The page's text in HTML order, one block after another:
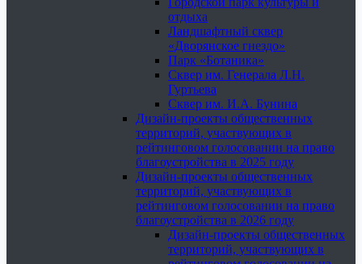
отдыха
Ландшафтный сквер
«Дворянское гнездо»
Парк «Ботаника»
Сквер им. Генерала Л.Н.
Гуртьева
Сквер им. И.А. Бунина
Дизайн-проекты общественных
территорий, участвующих в
рейтинговом голосовании на право
благоустройства в 2025 году
Дизайн-проекты общественных
территорий, участвующих в
рейтинговом голосовании на право
благоустройства в 2026 году
Дизайн-проекты общественных
территорий, участвующих в